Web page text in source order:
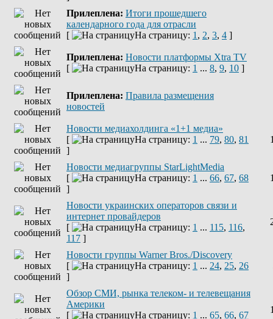
Прилеплена: Итоги прошедшего
календарного года для отрасли
[
На страницу: 1 , 2, 3, 4 ]
Прилеплена: Новости платформы Xtra TV
[
На страницу: 1 ... 8, 9, 10 ]
Прилеплена: Правила размещения
новостей
Новости медиахолдинга «1+1 медиа»
[
На страницу: 1 ... 79, 80, 81
]
Новости медиагруппы StarLightMedia
[
На страницу: 1 ... 66, 67, 68
]
Новости украинских операторов связи и
интернет провайдеров
[
На страницу: 1 ... 115, 116,
117 ]
Новости группы Warner Bros./Discovery
[
На страницу: 1 ... 24, 25, 26
]
Обзор СМИ, рынка телеком- и телевещания
Америки
[
На страницу: 1 ... 65, 66, 67